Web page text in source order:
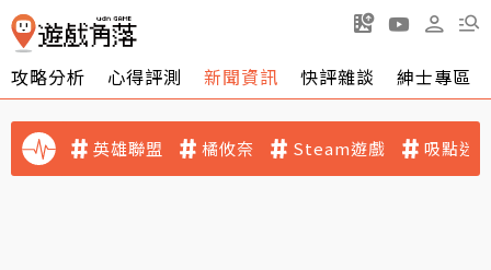
攻略分析 心得評測 新聞資訊 快評雜談 紳士專區
英雄聯盟 橘攸奈 Steam遊戲 吸點迷